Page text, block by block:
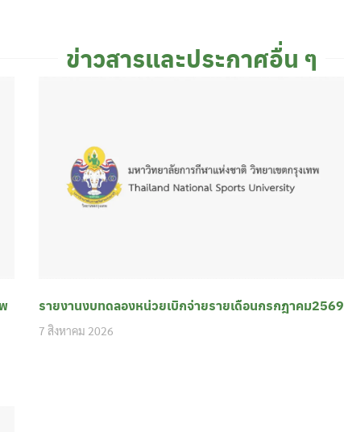
ข่าวสารและประกาศอื่น ๆ
รายงานงบทดลองหน่วยเบิกจ่ายรายเดือนกรกฎาคม2569
7 สิงหาคม 2026